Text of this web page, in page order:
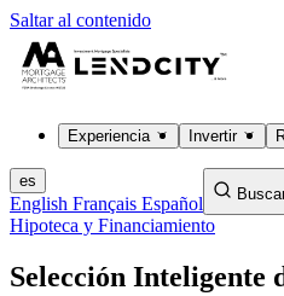
Saltar al contenido
Experiencia Invertir
es
English Français Español
Hipoteca y Financiamiento
Selección Inteligente